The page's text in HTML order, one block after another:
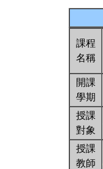
課程
名稱
開課
學期
授課
對象
授課
教師